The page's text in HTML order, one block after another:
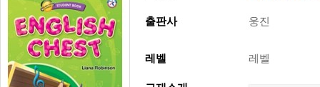
출판사 웅진
레벨 레벨